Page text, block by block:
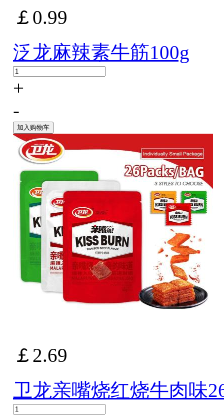
￡0.99
泛龙麻辣素牛筋100g
+
-
加入购物车
￡2.69
卫龙亲嘴烧红烧牛肉味